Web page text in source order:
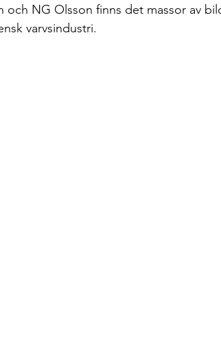
och NG Olsson finns det massor av
varvsindustri.